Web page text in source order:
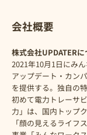
会社概要
株式会社UPDATERに
2021年10月1日にみ
アップデート・カン
を提供する。独自の
初めて電力トレーサ
力」は、国内トップ
「顔の見えるライフ